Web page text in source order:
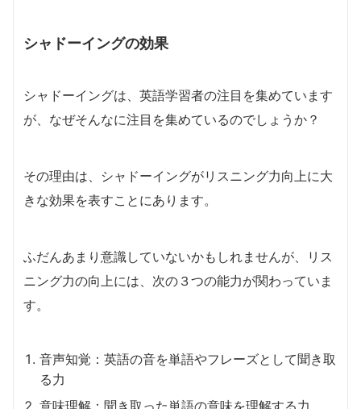
シャドーイングの効果
シャドーイングは、英語学習者の注目を集めています
が、なぜそんなに注目を集めているのでしょうか？
その理由は、シャドーイングがリスニング力向上に大
きな効果を表すことにあります。
ふだんあまり意識していないかもしれませんが、リス
ニング力の向上には、次の３つの能力が関わっていま
す。
音声知覚：英語の音を単語やフレーズとして聞き取
る力
意味理解：聞き取った単語の意味を理解する力